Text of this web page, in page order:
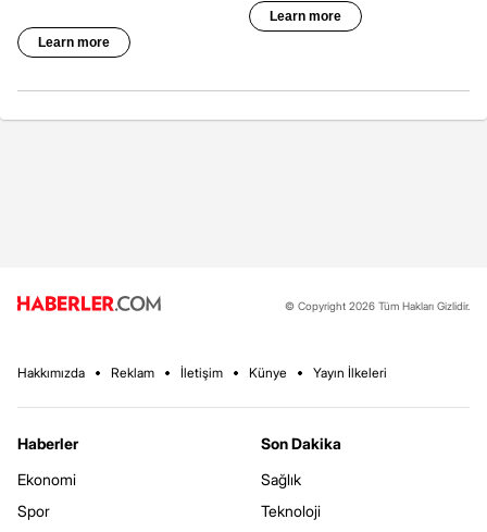
© Copyright 2026 Tüm Hakları Gizlidir.
Hakkımızda Reklam İletişim Künye Yayın İlkeleri
Haberler
Ekonomi
Spor
Son Dakika
Sağlık
Teknoloji